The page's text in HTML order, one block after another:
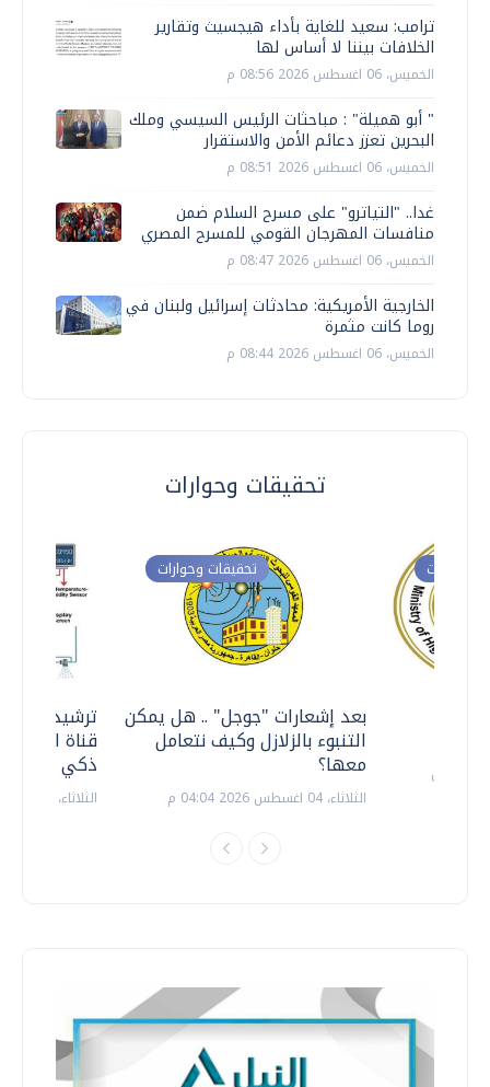
ترامب: سعيد للغاية بأداء هيجسيث وتقارير
الخلافات بيننا لا أساس لها
الخميس، 06 اغسطس 2026 08:56 م
" أبو هميلة" : مباحثات الرئيس السيسي وملك
البحرين تعزز دعائم الأمن والاستقرار
الخميس، 06 اغسطس 2026 08:51 م
غدا.. "التياترو" على مسرح السلام ضمن
منافسات المهرجان القومي للمسرح المصري
الخميس، 06 اغسطس 2026 08:47 م
الخارجية الأمريكية: محادثات إسرائيل ولبنان في
روما كانت مثمرة
الخميس، 06 اغسطس 2026 08:44 م
تحقيقات وحوارات
ترشيدا
قناة
ذكي
الثلاثاء، 14 يوليو 2026 06:11 م
تحقيقات وحوارات
بعد إشعارات "جوجل" .. هل يمكن
التنبوء بالزلازل وكيف نتعامل
معها؟
الثلاثاء، 04 اغسطس 2026 04:04 م
وحوارات